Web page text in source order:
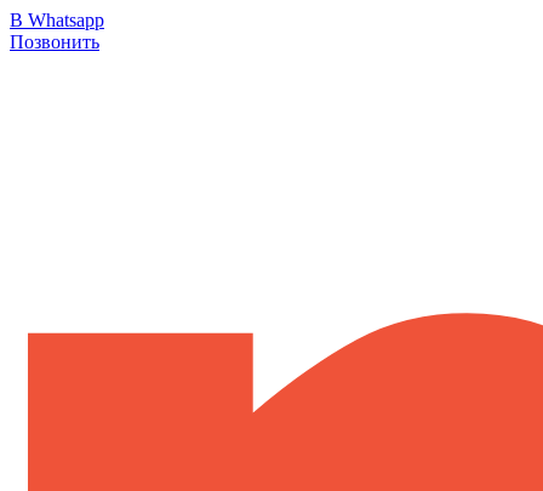
В Whatsapp
Позвонить